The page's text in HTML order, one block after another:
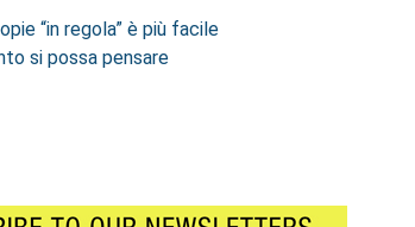
“in regola” è più facile
si possa pensare